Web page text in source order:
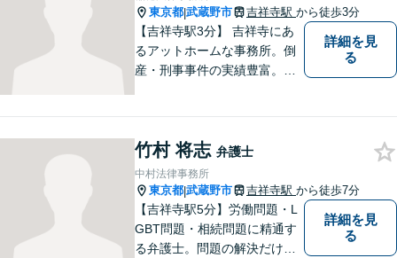
応】東京都|武蔵野市 吉祥寺駅 から徒歩3分
【吉祥寺駅3分】 吉祥寺にあ
るアットホームな事務所。倒
産・刑事事件の実績豊富。
詳細を見
る
竹村 将志 弁護士
中村法律事務所
東京都|武蔵野市 吉祥寺駅 から徒歩7分
【吉祥寺駅5分】労働問題・L
GBT問題・相続問題に精通す
る弁護士。問題の解決だけで
詳細を見
る